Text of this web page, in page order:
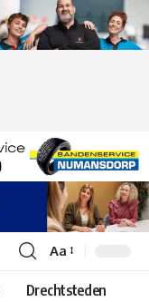
Lettergrootte
aanpassen
Aa
Drechtsteden